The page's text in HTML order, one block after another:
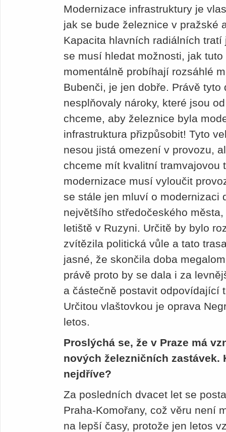
Modernizace infrastruktury je
jak se bude železnice v pražské
Kapacita hlavních radiálních
se musí hledat možnosti, jak
momentálně probíhají rozsáhlé
Bubenči, je jen dobře. Právě
nesplňovaly nároky, které jsou
chceme, aby železnice byla
infrastruktura přizpůsobit! Tyto
nesou jistá omezení v provozu,
chceme mít kvalitní tramvajovou
modernizace musí vyloučit
se stále jen mluví o modernizaci
největšího středočeského
letiště v Ruzyni. Určitě by bylo
zvítězila politická vůle a tato
jasné, že skončila doba
právě proto by se dala i za
a částečně postavit odpovídající
Určitou vlaštovkou je oprava
letos.
Proslýchá se, že v Praze má
nových železničních zastávek.
nejdříve?
Za posledních dvacet let se
Praha-Komořany, což věru není
na lepší časy, protože jen letos